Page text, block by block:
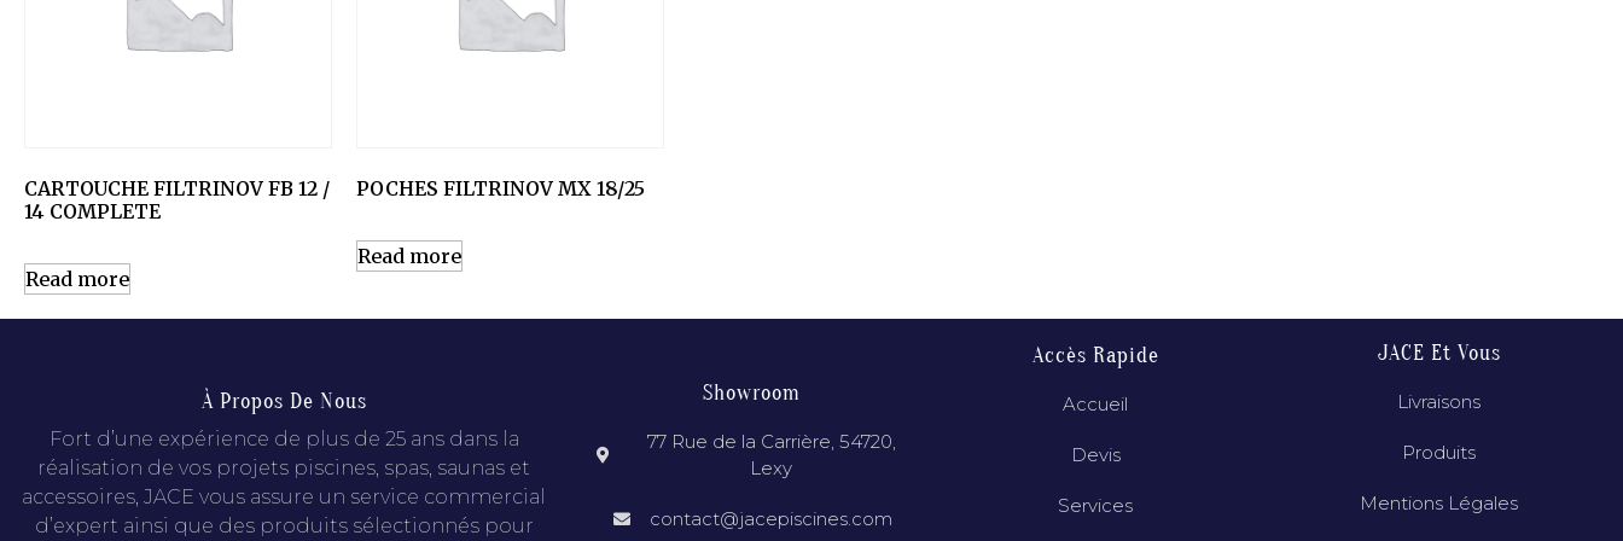
CARTOUCHE FILTRINOV FB 12 /
14 COMPLETE
Read more
POCHES FILTRINOV MX 18/25
Read more
À Propos De Nous
Fort d’une expérience de plus de 25 ans dans la
réalisation de vos projets piscines, spas, saunas et
accessoires, JACE vous assure un service commercial
d’expert ainsi que des produits sélectionnés pour
Showroom
77 Rue de la Carrière, 54720,
Lexy
contact@jacepiscines.com
Accès Rapide
Accueil
Devis
Services
JACE Et Vous
Livraisons
Produits
Mentions Légales